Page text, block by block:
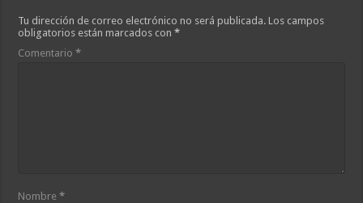
Tu dirección de correo electrónico no será publicada. Los campos
obligatorios están marcados con*
Comentario*
Nombre*